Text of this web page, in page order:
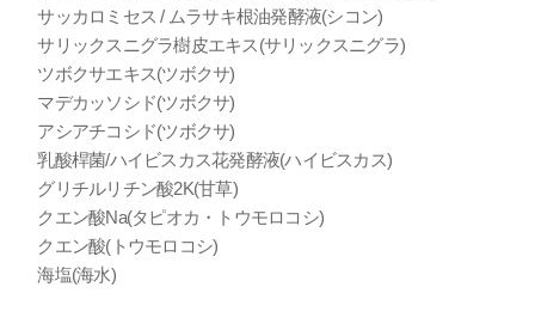
サッカロミセス / ムラサキ根油発酵液(シコン)
サリックスニグラ樹皮エキス(サリックスニグラ)
ツボクサエキス(ツボクサ)
マデカッソシド(ツボクサ)
アシアチコシド(ツボクサ)
乳酸桿菌/ハイビスカス花発酵液(ハイビスカス)
グリチルリチン酸2K(甘草)
クエン酸Na(タピオカ・トウモロコシ)
クエン酸(トウモロコシ)
海塩(海水)